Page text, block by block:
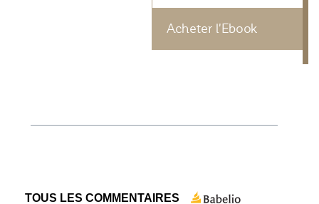
Acheter l'Ebook
TOUS LES COMMENTAIRES